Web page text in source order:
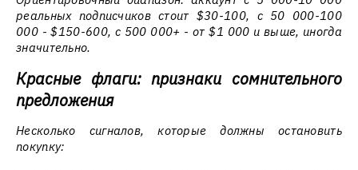
реальных подписчиков стоит $30-100, с 50 000-100
000 - $150-600, с 500 000+ - от $1 000 и выше, иногда
значительно.
Красные флаги: признаки сомнительного
предложения
Несколько сигналов, которые должны остановить
покупку: